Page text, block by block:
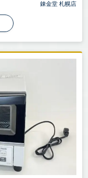
錬金堂 札幌店